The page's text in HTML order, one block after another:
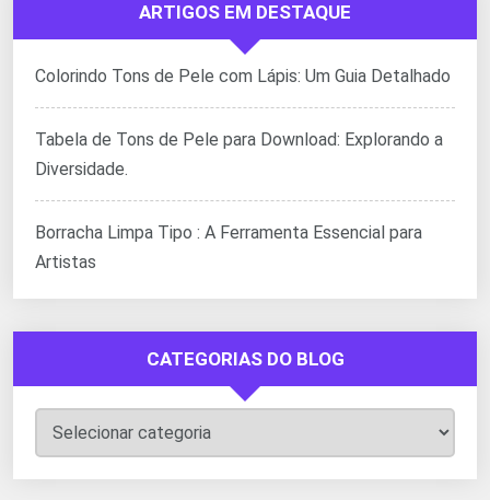
ARTIGOS EM DESTAQUE
Colorindo Tons de Pele com Lápis: Um Guia Detalhado
Tabela de Tons de Pele para Download: Explorando a
Diversidade.
Borracha Limpa Tipo : A Ferramenta Essencial para
Artistas
CATEGORIAS DO BLOG
Categorias
do
Blog